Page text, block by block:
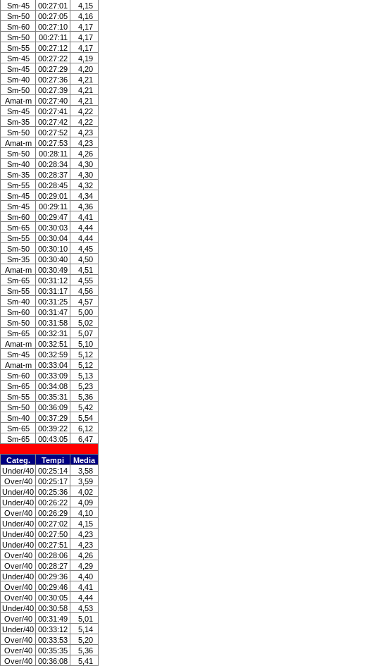
Sm-45 00:27:01
4,15
Sm-50 00:27:05
4,16
Sm-60 00:27:10
4,17
Sm-50 00:27:11
4,17
Sm-55 00:27:12
4,17
Sm-45 00:27:22
4,19
Sm-45 00:27:29
4,20
Sm-40 00:27:36
4,21
Sm-50 00:27:39
4,21
Amat-m 00:27:40
4,21
Sm-45 00:27:41
4,22
Sm-35 00:27:42
4,22
Sm-50 00:27:52
4,23
Amat-m 00:27:53
4,23
Sm-50 00:28:11
4,26
Sm-40 00:28:34
4,30
Sm-35 00:28:37
4,30
Sm-55 00:28:45
4,32
Sm-45 00:29:01
4,34
Sm-45 00:29:11
4,36
Sm-60 00:29:47
4,41
Sm-65 00:30:03
4,44
Sm-55 00:30:04
4,44
Sm-50 00:30:10
4,45
Sm-35 00:30:40
4,50
Amat-m 00:30:49
4,51
Sm-65 00:31:12
4,55
Sm-55 00:31:17
4,56
Sm-40 00:31:25
4,57
Sm-60 00:31:47
5,00
Sm-50 00:31:58
5,02
Sm-65 00:32:31
5,07
Amat-m 00:32:51
5,10
Sm-45 00:32:59
5,12
Amat-m 00:33:04
5,12
Sm-60 00:33:09
5,13
Sm-65 00:34:08
5,23
Sm-55 00:35:31
5,36
Sm-50 00:36:09
5,42
Sm-40 00:37:29
5,54
Sm-65 00:39:22
6,12
Sm-65 00:43:05
6,47
Categ. Tempi
Media
Under/40 00:25:14
3,58
Over/40 00:25:17
3,59
Under/40 00:25:36
4,02
Under/40 00:26:22
4,09
Over/40 00:26:29
4,10
Under/40 00:27:02
4,15
Under/40 00:27:50
4,23
Under/40 00:27:51
4,23
Over/40 00:28:06
4,26
Over/40 00:28:27
4,29
Under/40 00:29:36
4,40
Over/40 00:29:46
4,41
Over/40 00:30:05
4,44
Under/40 00:30:58
4,53
Over/40 00:31:49
5,01
Under/40 00:33:12
5,14
Over/40 00:33:53
5,20
Over/40 00:35:35
5,36
Over/40 00:36:08 5,41